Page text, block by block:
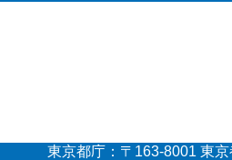
東京都庁：〒163-8001 東